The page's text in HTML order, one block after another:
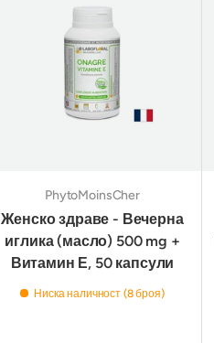
PhytoMoinsCher
Женско здраве - Вечерна
иглика (масло) 500 mg +
Витамин Е, 50 капсули
Ниска наличност (8 броя)